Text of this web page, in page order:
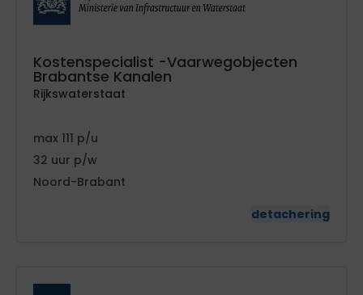
Kostenspecialist -Vaarwegobjecten
Brabantse Kanalen
Rijkswaterstaat
111
32
Noord-Brabant
detachering